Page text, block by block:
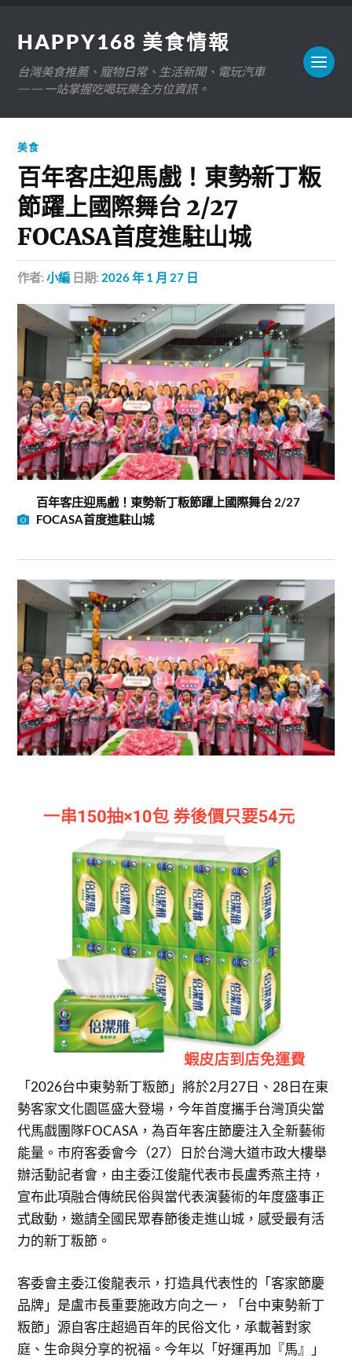
HAPPY168 美食情報
台灣美食推薦、寵物日常、生活新聞、電玩汽車
——一站掌握吃喝玩樂全方位資訊。
美食
百年客庄迎馬戲！東勢新丁粄
節躍上國際舞台 2/27
FOCASA首度進駐山城
作者:小編 日期: 2026 年 1 月 27 日
百年客庄迎馬戲！東勢新丁粄節躍上國際舞台 2/27
FOCASA首度進駐山城
「2026台中東勢新丁粄節」將於2月27日、28日在東
勢客家文化園區盛大登場，今年首度攜手台灣頂尖當
代馬戲團隊FOCASA，為百年客庄節慶注入全新藝術
能量。市府客委會今（27）日於台灣大道市政大樓舉
辦活動記者會，由主委江俊龍代表市長盧秀燕主持，
宣布此項融合傳統民俗與當代表演藝術的年度盛事正
式啟動，邀請全國民眾春節後走進山城，感受最有活
力的新丁粄節。
客委會主委江俊龍表示，打造具代表性的「客家節慶
品牌」是盧市長重要施政方向之一，「台中東勢新丁
粄節」源自客庄超過百年的民俗文化，承載著對家
庭、生命與分享的祝福。今年以「好運再加『馬』」